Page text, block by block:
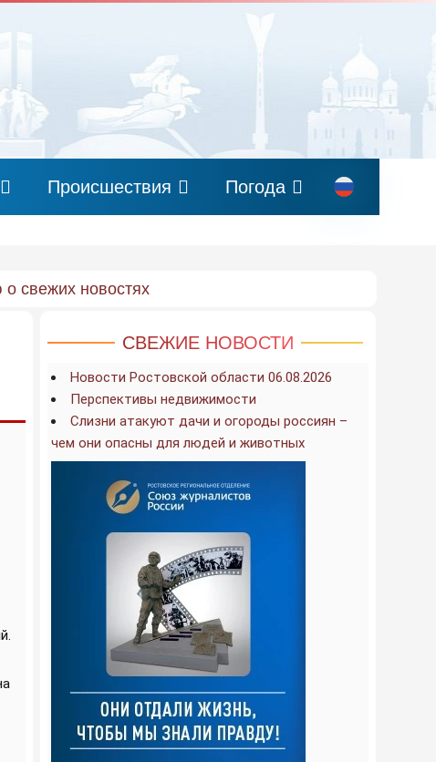
Происшествия Погода
свежих новостях
СВЕЖИЕ НОВОСТИ
Новости Ростовской области 06.08.2026
Перспективы недвижимости
Слизни атакуют дачи и огороды россиян –
чем они опасны для людей и животных